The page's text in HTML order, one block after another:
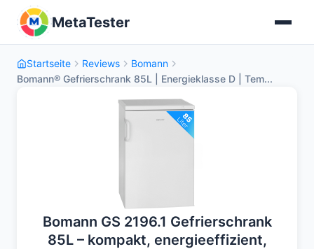
MetaTester
Startseite Reviews
Bomann
Bomann® Gefrierschrank 85L | Energieklasse D | Tem...
Bomann GS 2196.1 Gefrierschrank
85L – kompakt, energieeffizient,